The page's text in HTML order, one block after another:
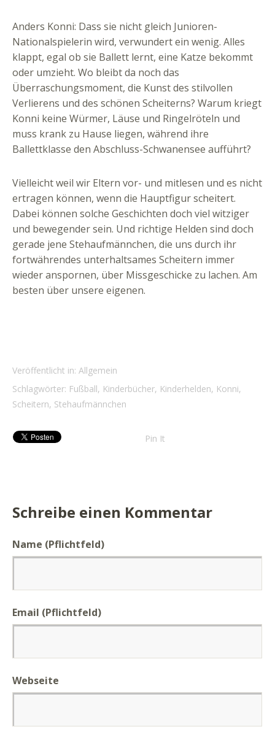
Anders Konni: Dass sie nicht gleich Junioren-
Nationalspielerin wird, verwundert ein wenig. Alles
klappt, egal ob sie Ballett lernt, eine Katze bekommt
oder umzieht. Wo bleibt da noch das
Überraschungsmoment, die Kunst des stilvollen
Verlierens und des schönen Scheiterns? Warum kriegt
Konni keine Würmer, Läuse und Ringelröteln und
muss krank zu Hause liegen, während ihre
Ballettklasse den Abschluss-Schwanensee aufführt?
Vielleicht weil wir Eltern vor- und mitlesen und es nicht
ertragen können, wenn die Hauptfigur scheitert.
Dabei können solche Geschichten doch viel witziger
und bewegender sein. Und richtige Helden sind doch
gerade jene Stehaufmännchen, die uns durch ihr
fortwährendes unterhaltsames Scheitern immer
wieder anspornen, über Missgeschicke zu lachen. Am
besten über unsere eigenen.
Veröffentlicht in: Allgemein
Schlagwörter: Fußball, Kinderbücher, Kinderhelden, Konni,
Scheitern, Stehaufmännchen
Pin It
Schreibe einen Kommentar
Name (Pflichtfeld)
Email (Pflichtfeld)
Webseite